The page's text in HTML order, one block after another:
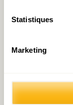
Statistiques
Marketing